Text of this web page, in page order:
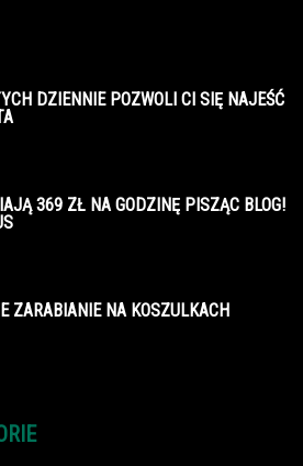
DZIENNIE POZWOLI CI SIĘ NAJEŚĆ
369 ZŁ NA GODZINĘ PISZĄC BLOG!
ZARABIANIE NA KOSZULKACH